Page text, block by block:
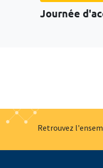
Journée
Retrouvez